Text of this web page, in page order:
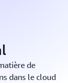
de
dans le cloud